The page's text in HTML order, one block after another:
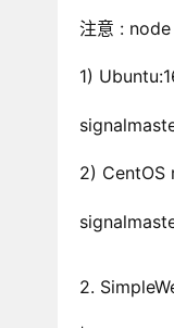
注意 : node
1)
2) CentOS
2.